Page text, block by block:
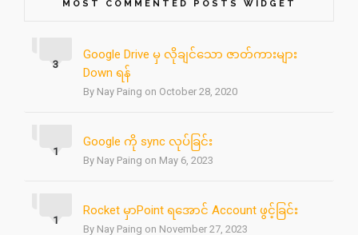
MOST COMMENTED POSTS WIDGET
Google Drive မှ လိုချင်သော ဇာတ်ကားများ
Down ရန်
By Nay Paing on October 28, 2020
3
Google ကို sync လုပ်ခြင်း
By Nay Paing on May 6, 2023
1
Rocket မှာPoint ရအောင် Account ဖွင့်ခြင်း
By Nay Paing on November 27, 2023
1